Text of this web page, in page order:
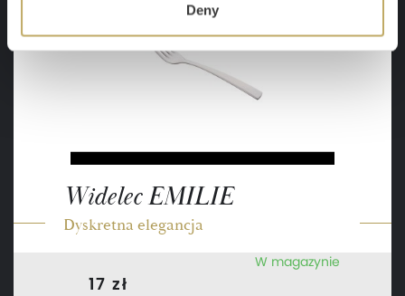
Deny
Widelec EMILIE
Dyskretna elegancja
17 zł
W magazynie